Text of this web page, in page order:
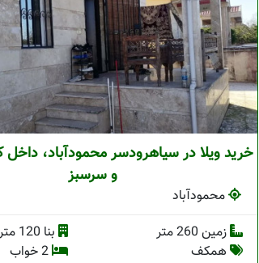
خرید ویلا در سیاهرودسر محمودآباد، داخل
و سرسبز
محمودآباد
زمین 260 متر
بنا 120 متر
همکف
2 خواب